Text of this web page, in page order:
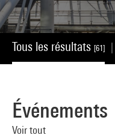
Tous les résultats [61]
Événements
Voir tout